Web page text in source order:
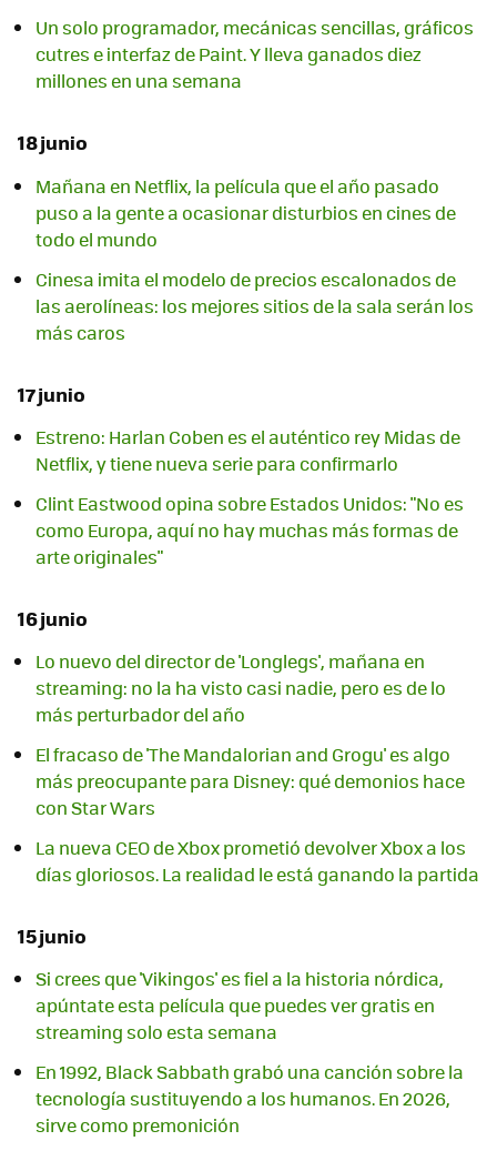
Un solo programador, mecánicas sencillas, gráficos
cutres e interfaz de Paint. Y lleva ganados diez
millones en una semana
18 junio
Mañana en Netflix, la película que el año pasado
puso a la gente a ocasionar disturbios en cines de
todo el mundo
Cinesa imita el modelo de precios escalonados de
las aerolíneas: los mejores sitios de la sala serán los
más caros
17 junio
Estreno: Harlan Coben es el auténtico rey Midas de
Netflix, y tiene nueva serie para confirmarlo
Clint Eastwood opina sobre Estados Unidos: "No es
como Europa, aquí no hay muchas más formas de
arte originales"
16 junio
Lo nuevo del director de 'Longlegs', mañana en
streaming: no la ha visto casi nadie, pero es de lo
más perturbador del año
El fracaso de 'The Mandalorian and Grogu' es algo
más preocupante para Disney: qué demonios hace
con Star Wars
La nueva CEO de Xbox prometió devolver Xbox a los
días gloriosos. La realidad le está ganando la partida
15 junio
Si crees que 'Vikingos' es fiel a la historia nórdica,
apúntate esta película que puedes ver gratis en
streaming solo esta semana
En 1992, Black Sabbath grabó una canción sobre la
tecnología sustituyendo a los humanos. En 2026,
sirve como premonición